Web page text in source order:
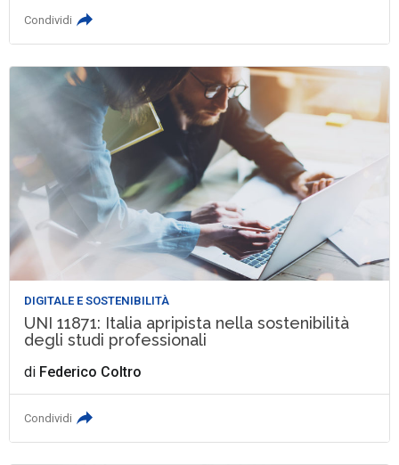
Condividi
DIGITALE E SOSTENIBILITÀ
UNI 11871: Italia apripista nella sostenibilità
degli studi professionali
di Federico Coltro
Condividi